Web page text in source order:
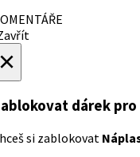
dárek
si zablokovat